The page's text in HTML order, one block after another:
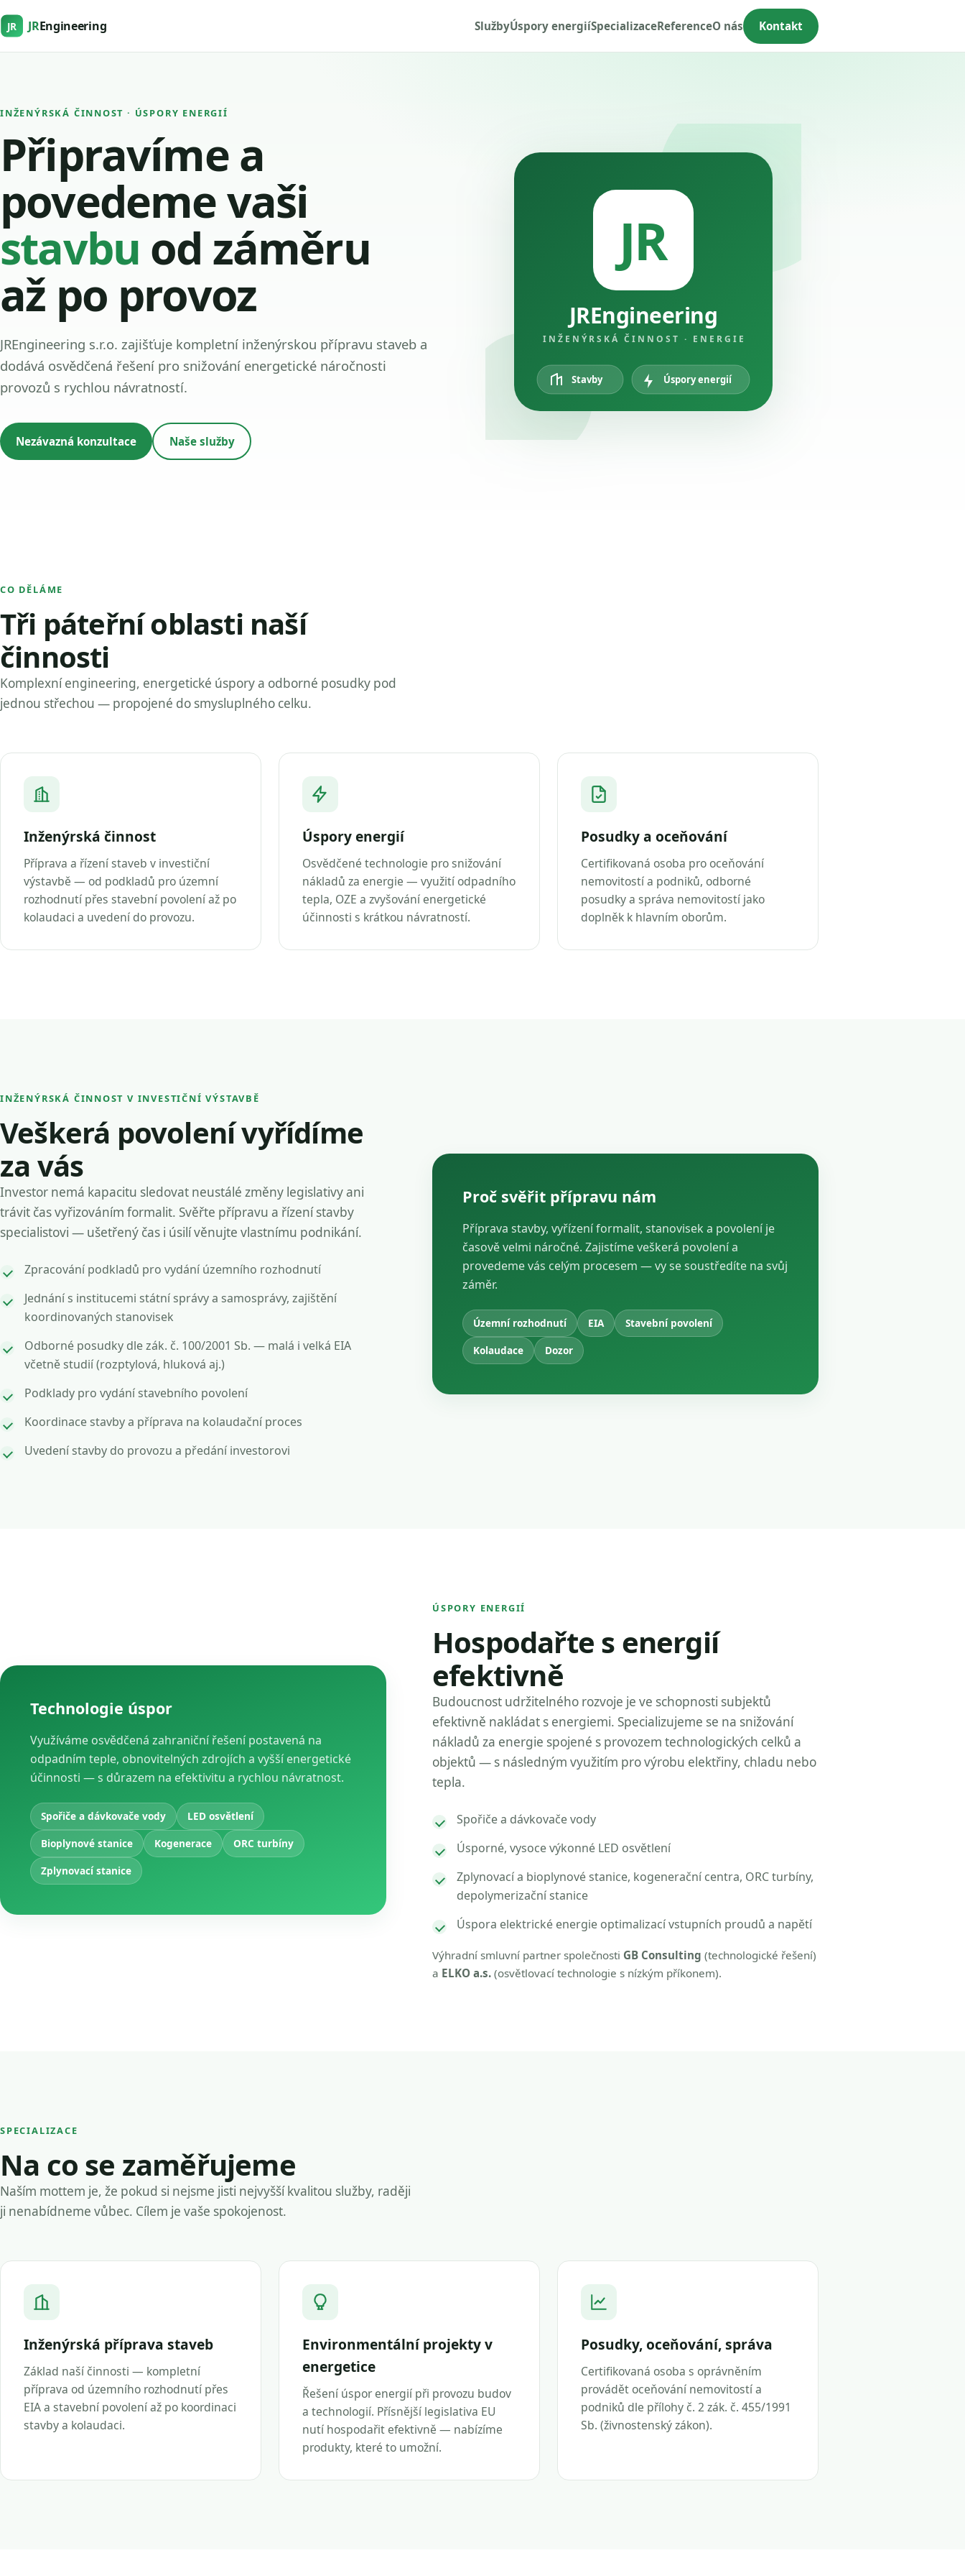
JR JREngineering SlužbyÚspory energiíSpecializaceReferenceO nás Kontakt
INŽENÝRSKÁ ČINNOST · ÚSPORY ENERGIÍ
Připravíme a
povedeme vaši
stavbu od záměru
až po provoz
JREngineering s.r.o. zajišťuje kompletní inženýrskou přípravu staveb a
dodává osvědčená řešení pro snižování energetické náročnosti
provozů s rychlou návratností.
Nezávazná konzultace Naše služby
JR
JREngineering
INŽENÝRSKÁ ČINNOST · ENERGIE
Stavby Úspory energií
CO DĚLÁME
Tři páteřní oblasti naší
činnosti
Komplexní engineering, energetické úspory a odborné posudky pod
jednou střechou — propojené do smysluplného celku.
Inženýrská činnost
Příprava a řízení staveb v investiční
výstavbě — od podkladů pro územní
rozhodnutí přes stavební povolení až po
kolaudaci a uvedení do provozu.
Úspory energií
Osvědčené technologie pro snižování
nákladů za energie — využití odpadního
tepla, OZE a zvyšování energetické
účinnosti s krátkou návratností.
Posudky a oceňování
Certifikovaná osoba pro oceňování
nemovitostí a podniků, odborné
posudky a správa nemovitostí jako
doplněk k hlavním oborům.
INŽENÝRSKÁ ČINNOST V INVESTIČNÍ VÝSTAVBĚ
Veškerá povolení vyřídíme
za vás
Investor nemá kapacitu sledovat neustálé změny legislativy ani
trávit čas vyřizováním formalit. Svěřte přípravu a řízení stavby
specialistovi — ušetřený čas i úsilí věnujte vlastnímu podnikání.
Zpracování podkladů pro vydání územního rozhodnutí
Jednání s institucemi státní správy a samosprávy, zajištění
koordinovaných stanovisek
Odborné posudky dle zák. č. 100/2001 Sb. — malá i velká EIA
včetně studií (rozptylová, hluková aj.)
Podklady pro vydání stavebního povolení
Koordinace stavby a příprava na kolaudační proces
Uvedení stavby do provozu a předání investorovi
Proč svěřit přípravu nám
Příprava stavby, vyřízení formalit, stanovisek a povolení je
časově velmi náročné. Zajistíme veškerá povolení a
provedeme vás celým procesem — vy se soustředíte na svůj
záměr.
Územní rozhodnutí EIA
Stavební povolení
Kolaudace
Dozor
Technologie úspor
Využíváme osvědčená zahraniční řešení postavená na
odpadním teple, obnovitelných zdrojích a vyšší energetické
účinnosti — s důrazem na efektivitu a rychlou návratnost.
Spořiče a dávkovače vody
LED osvětlení
Bioplynové stanice
Kogenerace
ORC turbíny
Zplynovací stanice
ÚSPORY ENERGIÍ
Hospodařte s energií
efektivně
Budoucnost udržitelného rozvoje je ve schopnosti subjektů
efektivně nakládat s energiemi. Specializujeme se na snižování
nákladů za energie spojené s provozem technologických celků a
objektů — s následným využitím pro výrobu elektřiny, chladu nebo
tepla.
Spořiče a dávkovače vody
Úsporné, vysoce výkonné LED osvětlení
Zplynovací a bioplynové stanice, kogenerační centra, ORC turbíny,
depolymerizační stanice
Úspora elektrické energie optimalizací vstupních proudů a napětí
Výhradní smluvní partner společnosti GB Consulting (technologické řešení)
a ELKO a.s. (osvětlovací technologie s nízkým příkonem).
SPECIALIZACE
Na co se zaměřujeme
Naším mottem je, že pokud si nejsme jisti nejvyšší kvalitou služby, raději
ji nenabídneme vůbec. Cílem je vaše spokojenost.
Inženýrská příprava staveb
Základ naší činnosti — kompletní
příprava od územního rozhodnutí přes
EIA a stavební povolení až po koordinaci
stavby a kolaudaci.
Environmentální projekty v
energetice
Řešení úspor energií při provozu budov
a technologií. Přísnější legislativa EU
nutí hospodařit efektivně — nabízíme
produkty, které to umožní.
Posudky, oceňování, správa
Certifikovaná osoba s oprávněním
provádět oceňování nemovitostí a
podniků dle přílohy č. 2 zák. č. 455/1991
Sb. (živnostenský zákon).